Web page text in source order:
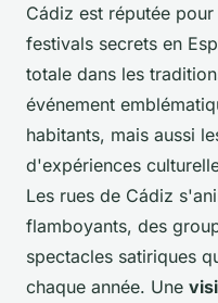
Cádiz est réputée pour
festivals secrets en
totale dans les
événement
habitants, mais aussi
d'expériences
Les rues de Cádiz
flamboyants, des
spectacles satiriques
chaque année. Une